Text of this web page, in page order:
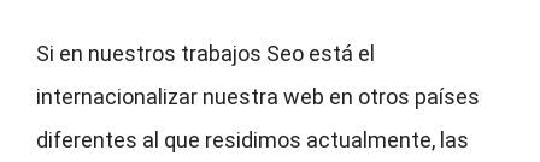
Si en nuestros trabajos Seo está el
internacionalizar nuestra web en otros países
diferentes al que residimos actualmente, las